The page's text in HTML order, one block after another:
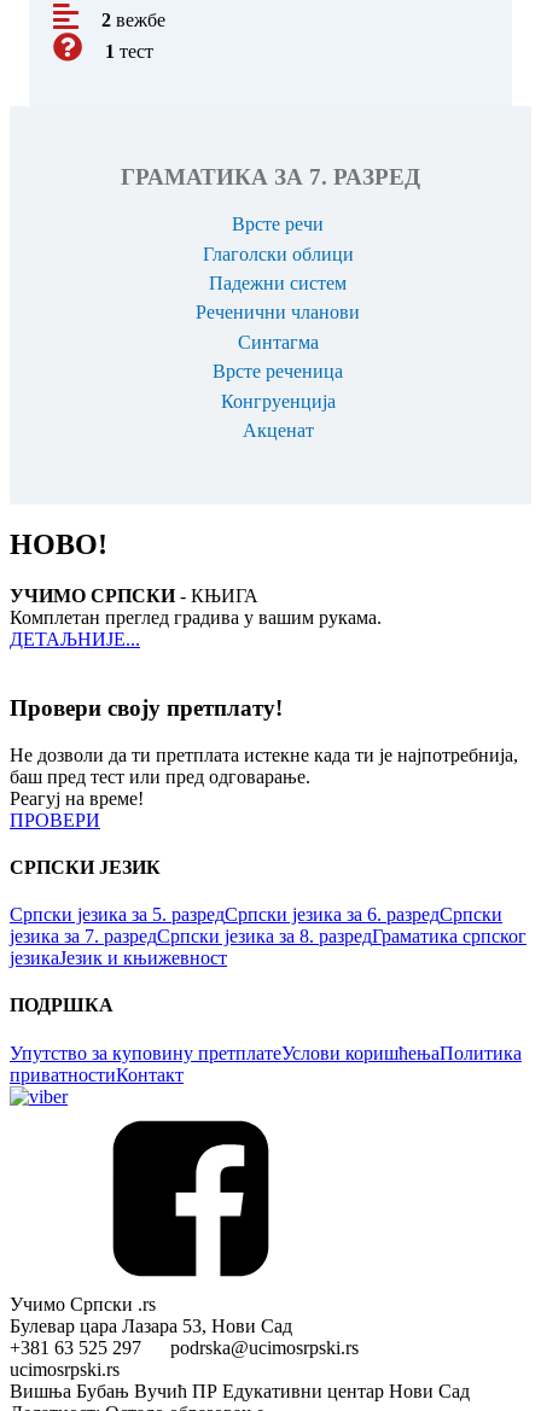
2 вежбе
1 тест
ГРАМАТИКА ЗА 7. РАЗРЕД
Врсте речи
Глаголски облици
Падежни систем
Реченични чланови
Синтагма
Врсте реченица
Конгруенција
Акценат
НОВО!
УЧИМО СРПСКИ- КЊИГА
Комплетан преглед градива у вашим рукама.
ДЕТАЉНИЈЕ...
Провери своју претплату!
Не дозволи да ти претплата истекне када ти је најпотребнија,
баш пред тест или пред одговарање.
Реагуј на време!
ПРОВЕРИ
СРПСКИ ЈЕЗИК
Српски језика за 5. разредСрпски језика за 6. разредСрпски
језика за 7. разредСрпски језика за 8. разредГраматика српског
језикаЈезик и књижевност
ПОДРШКА
Упутство за куповину претплатеУслови коришћењаПолитика
приватностиКонтакт
Учимо Српски .rs
Булевар цара Лазара 53, Нови Сад
+381 63 525 297 podrska@ucimosrpski.rs
ucimosrpski.rs
Вишња Бубањ Вучић ПР Едукативни центар Нови Сад